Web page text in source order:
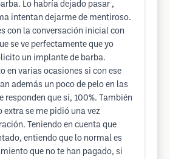
Lo habría dejado pasar ,
intentan dejarme de mentiroso.
con la conversación inicial con
se ve perfectamente que yo
un implante de barba.
en varias ocasiones si con ese
además un poco de pelo en las
responden que sí, 100%. También
extra se me pidió una vez
Teniendo en cuenta que
entiendo que lo normal es
que no te han pagado, si